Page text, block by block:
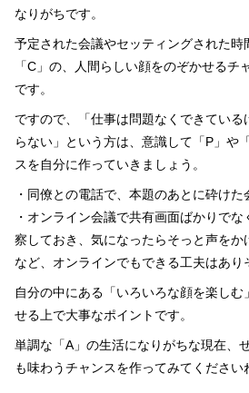
なりがちです。
予定された会議やセッティングされた時
「C」の、人間らしい顔をのぞかせるチ
です。
ですので、「仕事は問題なくできている
らない」という方は、意識して「P」や
スを自分に作っていきましょう。
・同僚との電話で、本題のあとに砕けた
・オンライン会議で共有画面ばかりで
察しておき、気になったらそっと声をか
など、オンラインでもできる工夫はあり
自分の中にある「いろいろな顔を楽しむ
せる上で大事なポイントです。
単調な「A」の生活になりがちな現在、
も味わうチャンスを作ってみてください